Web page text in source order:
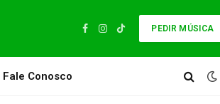
Facebook
Instagram
TikTok
PEDIR MÚSICA
Fale Conosco